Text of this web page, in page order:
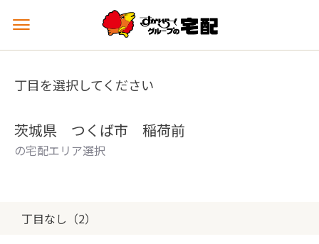
メ
ュ
を
丁目を選択してください
茨城県 つくば市 稲荷前
の宅配エリア選択
丁目なし（2）